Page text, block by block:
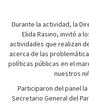
Durante la actividad, la
Elida Rasino, invitó a
actividades que realizan
acerca de las
políticas públicas en el
nuestros
Participaron del panel
Secretario General del